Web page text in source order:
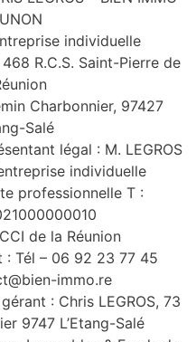
individuelle
R.C.S. Saint-Pierre de
Charbonnier, 97427
Salé
légal : M. LEGROS
individuelle
professionnelle T :
de la Réunion
Tél – 06 92 23 77 45
immo.re
: Chris LEGROS, 73
9747 L’Etang-Salé